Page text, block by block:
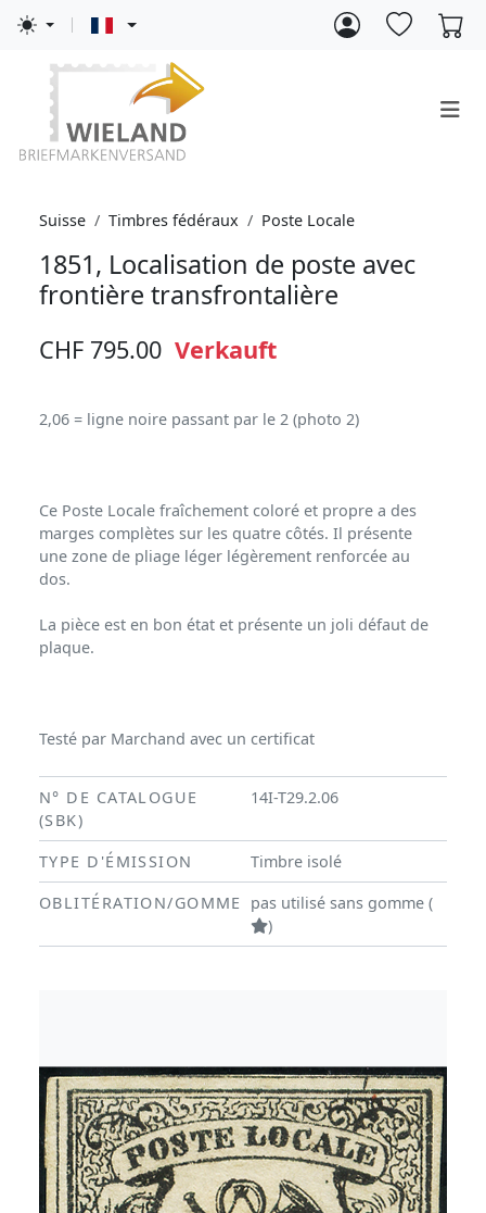
Suisse Timbres fédéraux Poste Locale
1851, Localisation de poste avec
frontière transfrontalière
CHF 795.00 Verkauft
2,06 = ligne noire passant par le 2 (photo 2)
Ce Poste Locale fraîchement coloré et propre a des
marges complètes sur les quatre côtés. Il présente
une zone de pliage léger légèrement renforcée au
dos.
La pièce est en bon état et présente un joli défaut de
plaque.
Testé par Marchand avec un certificat
N° DE CATALOGUE
(SBK)
14I-T29.2.06
TYPE D'ÉMISSION
Timbre isolé
OBLITÉRATION/GOMME
pas utilisé sans gomme (
)